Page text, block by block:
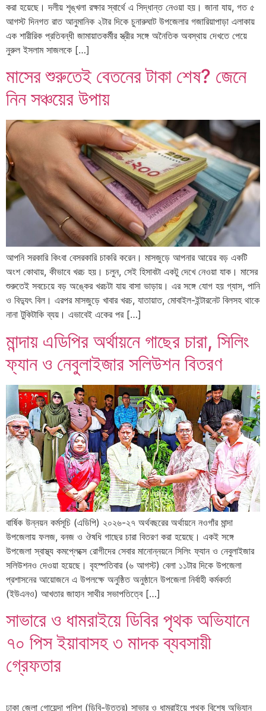
করা হয়েছে। দলীয় শৃঙ্খলা রক্ষার স্বার্থে এ সিদ্ধান্ত নেওয়া হয়। জানা যায়, গত ৫
আগস্ট দিনগত রাত আনুমানিক ২টার দিকে চুনারুঘাট উপজেলার গজারিয়াপাড়া এলাকায়
এক শারীরিক প্রতিবন্ধী জামায়াতকর্মীর স্ত্রীর সঙ্গে অনৈতিক অবস্থায় দেখতে পেয়ে
নুরুল ইসলাম সাজলকে […]
মাসের শুরুতেই বেতনের টাকা শেষ? জেনে
নিন সঞ্চয়ের উপায়
আপনি সরকারি কিংবা বেসরকারি চাকরি করেন। মাসজুড়ে আপনার আয়ের বড় একটি
অংশ কোথায়, কীভাবে খরচ হয়। চলুন, সেই হিসাবটা একটু দেখে নেওয়া যাক। মাসের
শুরুতেই সবচেয়ে বড় অঙ্কের খরচটা যায় বাসা ভাড়ায়। এর সঙ্গে যোগ হয় গ্যাস, পানি
ও বিদ্যুৎ বিল। এরপর মাসজুড়ে খাবার খরচ, যাতায়াত, মোবাইল-ইন্টারনেট বিলসহ থাকে
নানা টুকিটাকি ব্যয়। এভাবেই একের পর […]
মান্দায় এডিপির অর্থায়নে গাছের চারা, সিলিং
ফ্যান ও নেবুলাইজার সলিউশন বিতরণ
বার্ষিক উন্নয়ন কর্মসূচি (এডিপি) ২০২৬-২৭ অর্থবছরের অর্থায়নে নওগাঁর মান্দা
উপজেলায় ফলজ, বনজ ও ঔষধি গাছের চারা বিতরণ করা হয়েছে। একই সঙ্গে
উপজেলা স্বাস্থ্য কমপ্লেক্সে রোগীদের সেবার মানোন্নয়নে সিলিং ফ্যান ও নেবুলাইজার
সলিউশনও দেওয়া হয়েছে। বৃহস্পতিবার (৬ আগস্ট) বেলা ১১টার দিকে উপজেলা
প্রশাসনের আয়োজনে এ উপলক্ষে অনুষ্ঠিত অনুষ্ঠানে উপজেলা নির্বাহী কর্মকর্তা
(ইউএনও) আখতার জাহান সাথীর সভাপতিত্বে […]
সাভারে ও ধামরাইয়ে ডিবির পৃথক অভিযানে
৭০ পিস ইয়াবাসহ ৩ মাদক ব্যবসায়ী
গ্রেফতার
ঢাকা জেলা গোয়েন্দা পুলিশ (ডিবি-উত্তর) সাভার ও ধামরাইয়ে পৃথক বিশেষ অভিযান